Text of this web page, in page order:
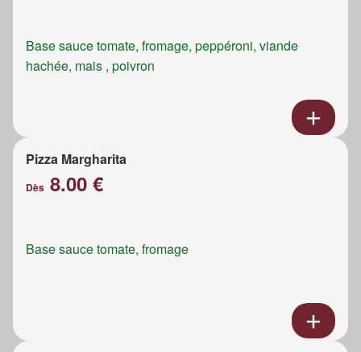
Base sauce tomate, fromage, peppéroni, viande
hachée, mais , poivron
Pizza Margharita
Dès 8.00 €
Base sauce tomate, fromage